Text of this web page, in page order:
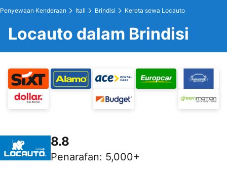
Penyewaan Kenderaan Itali Brindisi Kereta sewa Locauto
Locauto dalam Brindisi
8.8
Penarafan: 5,000+